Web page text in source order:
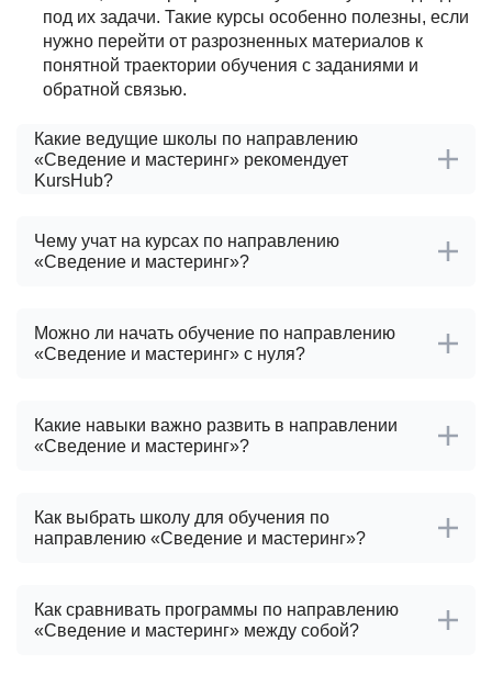
под их задачи. Такие курсы особенно полезны, если
нужно перейти от разрозненных материалов к
понятной траектории обучения с заданиями и
обратной связью.
Какие ведущие школы по направлению
«Сведение и мастеринг» рекомендует
KursHub?
Чему учат на курсах по направлению
«Сведение и мастеринг»?
Можно ли начать обучение по направлению
«Сведение и мастеринг» с нуля?
Какие навыки важно развить в направлении
«Сведение и мастеринг»?
Как выбрать школу для обучения по
направлению «Сведение и мастеринг»?
Как сравнивать программы по направлению
«Сведение и мастеринг» между собой?